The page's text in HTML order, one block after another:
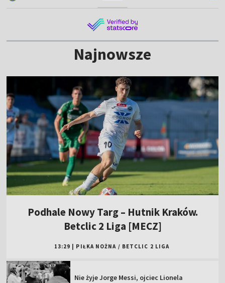
Najnowsze
Podhale Nowy Targ – Hutnik Kraków.
Betclic 2 Liga [MECZ]
13:29 PIŁKA NOŻNA / BETCLIC 2 LIGA
Nie żyje Jorge Messi, ojciec Lionela